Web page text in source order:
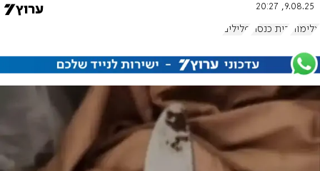
9.08.25, 20:27
אלימות בית כנסת פלילים